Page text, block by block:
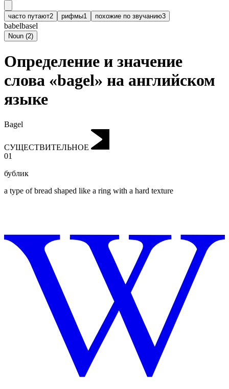
часто путают2 рифмы1 похожие по звучанию3
babelbasel
Noun (2)
Определение и значение
слова «bagel» на английском
языке
Bagel
СУЩЕСТВИТЕЛЬНОЕ
01
бублик
a type of bread shaped like a ring with a hard texture